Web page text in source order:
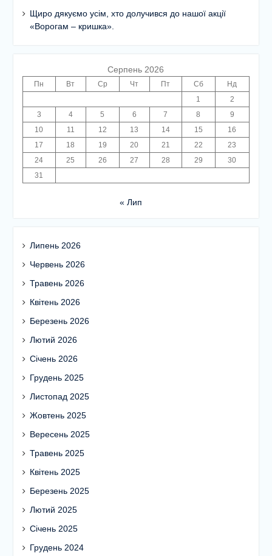
Щиро дякуємо усім, хто долучився до нашої акції
«Ворогам – кришка».
Серпень 2026
Пн Вт Ср Чт Пт Сб
Нд
1
2
3
4 5 6 7 8
9
10
11 12 13 14 15
16
17
18 19 20 21 22
23
24
25 26 27 28 29
30
31
« Лип
Липень 2026
Червень 2026
Травень 2026
Квітень 2026
Березень 2026
Лютий 2026
Січень 2026
Грудень 2025
Листопад 2025
Жовтень 2025
Вересень 2025
Травень 2025
Квітень 2025
Березень 2025
Лютий 2025
Січень 2025
Грудень 2024